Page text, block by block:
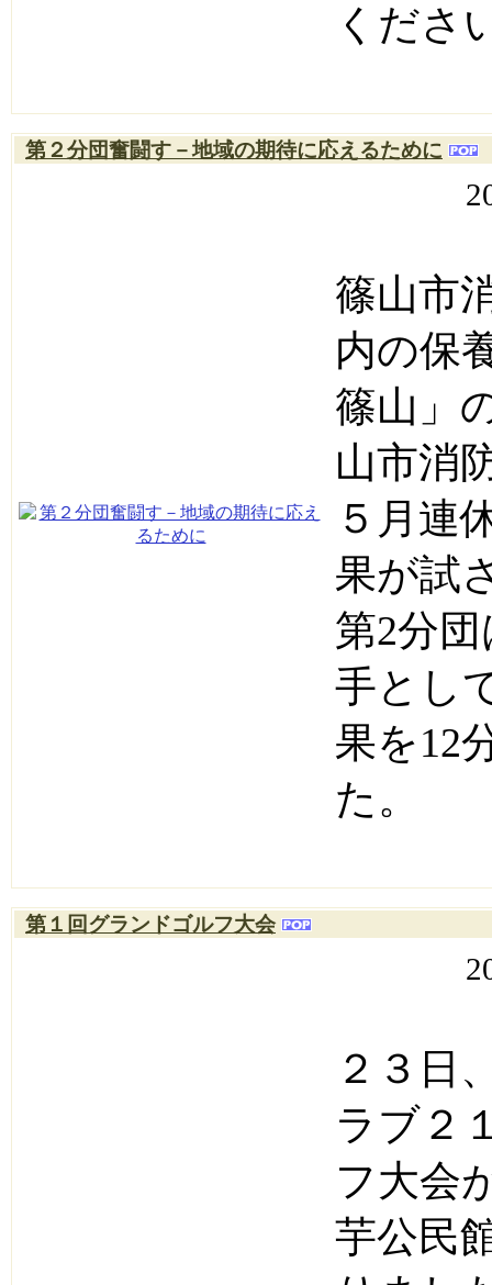
くださ
第２分団奮闘す－地域の期待に応えるために
篠山市
内の保
篠山」
山市消
５月連
果が試
第2分
手とし
果を12
た。
第１回グランドゴルフ大会
２３日
ラブ２
フ大会
芋公民